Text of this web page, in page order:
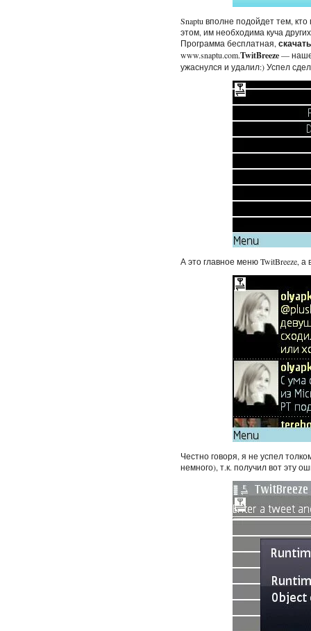
Snaptu вполне подойдет тем,
этом, им необходима куча
Программа бесплатная,
www.snaptu.com.TwitBreeze—
ужаснулся и удалил:) Успел
А это главное меню TwitBreeze, а
Честно говоря, я не успел
немного), т.к. получил вот эту